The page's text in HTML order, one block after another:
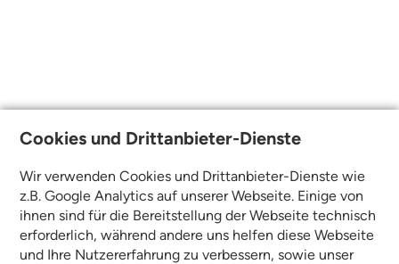
Cookies und Drittanbieter-Dienste
Wir verwenden Cookies und Drittanbieter-Dienste wie
z.B. Google Analytics auf unserer Webseite. Einige von
ihnen sind für die Bereitstellung der Webseite technisch
erforderlich, während andere uns helfen diese Webseite
und Ihre Nutzererfahrung zu verbessern, sowie unser